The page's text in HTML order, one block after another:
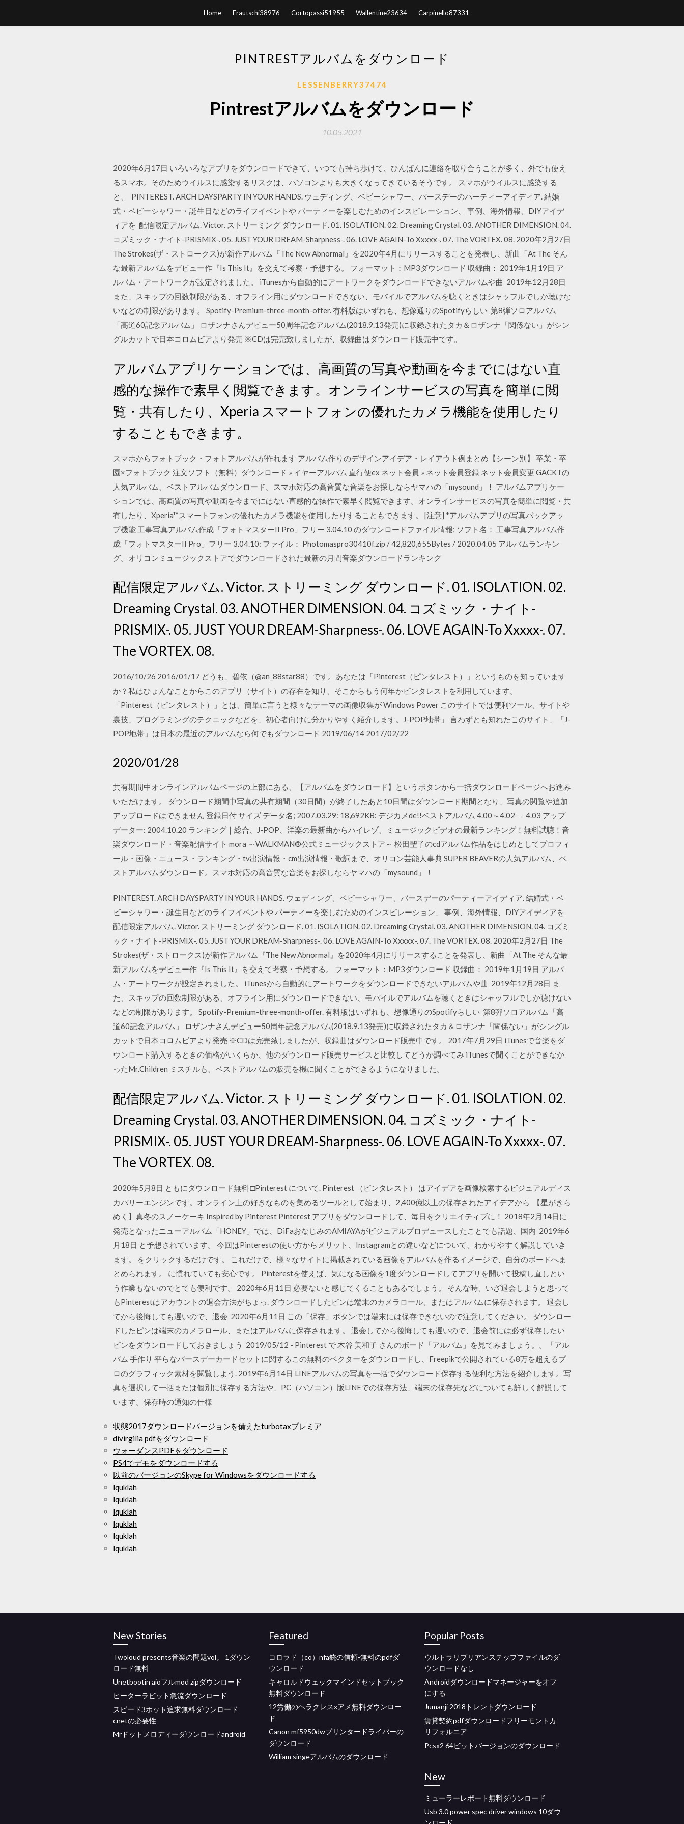
Home Frautschi38976 Cortopassi51955 Wallentine23634 Carpinello87331
PINTRESTアルバムをダウンロード
LESSENBERRY37474
Pintrestアルバムをダウンロード
10.05.2021
2020年6月17日 いろいろなアプリをダウンロードできて、いつでも持ち歩けて、ひんぱんに連絡を取り合うことが多く、外でも使え
るスマホ。そのためウイルスに感染するリスクは、パソコンよりも大きくなってきているそうです。 スマホがウイルスに感染する
と、 PINTEREST. ARCH DAYSPARTY IN YOUR HANDS. ウェディング、ベビーシャワー、バースデーのパーティーアイディア. 結婚
式・ベビーシャワー・誕生日などのライフイベントや パーティーを楽しむためのインスピレーション、 事例、海外情報、DIYアイデ
ィアを 配信限定アルバム. Victor. ストリーミング ダウンロード. 01. ISOLΛTION. 02. Dreaming Crystal. 03. ANOTHER DIMENSION. 04.
コズミック・ナイト-PRISMIX-. 05. JUST YOUR DREAM-Sharpness-. 06. LOVE AGAIN-To Xxxxx-. 07. The VORTEX. 08. 2020年2月27日
The Strokes(ザ・ストロークス)が新作アルバム『The New Abnormal』を2020年4月にリリースすることを発表し、新曲「At The そん
な最新アルバムをデビュー作『Is This It』を交えて考察・予想する。 フォーマット：MP3ダウンロード 収録曲： 2019年1月19日 ア
ルバム・アートワークが設定されました。 iTunesから自動的にアートワークをダウンロードできないアルバムや曲 2019年12月28日
また、スキップの回数制限がある、オフライン用にダウンロードできない、モバイルでアルバムを聴くときはシャッフルでしか聴けな
いなどの制限があります。 Spotify-Premium-three-month-offer. 有料版はいずれも、想像通りのSpotifyらしい 第8弾ソロアルバム
「高道60記念アルバム」 ロザンナさんデビュー50周年記念アルバム(2018.9.13発売)に収録されたタカ＆ロザンナ「関係ない」がシン
グルカットで日本コロムビアより発売 ※CDは完売致しましたが、収録曲はダウンロード販売中です。
アルバムアプリケーションでは、高画質の写真や動画を今までにはない直
感的な操作で素早く閲覧できます。オンラインサービスの写真を簡単に閲
覧・共有したり、Xperia スマートフォンの優れたカメラ機能を使用したり
することもできます。
スマホからフォトブック・フォトアルバムが作れます アルバム作りのデザインアイデア・レイアウト例まとめ【シーン別】 卒業・卒
園×フォトブック 注文ソフト（無料）ダウンロード » イヤーアルバム 直行便ex ネット会員 » ネット会員登録 ネット会員変更 GACKTの
人気アルバム、ベストアルバムダウンロード。スマホ対応の高音質な音楽をお探しならヤマハの「mysound」！ アルバムアプリケー
ションでは、高画質の写真や動画を今までにはない直感的な操作で素早く閲覧できます。オンラインサービスの写真を簡単に閲覧・共
有したり、Xperia™スマートフォンの優れたカメラ機能を使用したりすることもできます。 [注意] *アルバムアプリの写真バックアッ
プ機能 工事写真アルバム作成「フォトマスターII Pro」フリー 3.04.10 のダウンロードファイル情報; ソフト名： 工事写真アルバム作
成「フォトマスターII Pro」フリー 3.04.10: ファイル： Photomaspro30410f.zip / 42,820,655Bytes / 2020.04.05 アルバムランキン
グ。オリコンミュージックストアでダウンロードされた最新の月間音楽ダウンロードランキング
配信限定アルバム. Victor. ストリーミング ダウンロード. 01. ISOLΛTION. 02.
Dreaming Crystal. 03. ANOTHER DIMENSION. 04. コズミック・ナイト-
PRISMIX-. 05. JUST YOUR DREAM-Sharpness-. 06. LOVE AGAIN-To Xxxxx-. 07.
The VORTEX. 08.
2016/10/26 2016/01/17 どうも、碧依（@an_88star88）です。あなたは「Pinterest（ピンタレスト）」というものを知っています
か？私はひょんなことからこのアプリ（サイト）の存在を知り、そこからもう何年かピンタレストを利用しています。
「Pinterest（ピンタレスト）」とは、簡単に言うと様々なテーマの画像収集が Windows Power このサイトでは便利ツール、サイトや
裏技、プログラミングのテクニックなどを、初心者向けに分かりやすく紹介します。J-POP地帯」 言わずとも知れたこのサイト、「J-
POP地帯」は日本の最近のアルバムなら何でもダウンロード 2019/06/14 2017/02/22
2020/01/28
共有期間中オンラインアルバムページの上部にある、【アルバムをダウンロード】というボタンから一括ダウンロードページへお進み
いただけます。 ダウンロード期間中写真の共有期間（30日間）が終了したあと10日間はダウンロード期間となり、写真の閲覧や追加
アップロードはできません 登録日付 サイズ データ名; 2007.03.29: 18,692KB: デジカメde!!ベストアルバム 4.00～4.02 → 4.03 アップ
データー: 2004.10.20 ランキング｜総合、J-POP、洋楽の最新曲からハイレゾ、ミュージックビデオの最新ランキング！無料試聴！音
楽ダウンロード・音楽配信サイト mora ～WALKMAN®公式ミュージックストア～ 松田聖子のcdアルバム作品をはじめとしてプロフィ
ール・画像・ニュース・ランキング・tv出演情報・cm出演情報・歌詞まで、オリコン芸能人事典 SUPER BEAVERの人気アルバム、ベ
ストアルバムダウンロード。スマホ対応の高音質な音楽をお探しならヤマハの「mysound」！
PINTEREST. ARCH DAYSPARTY IN YOUR HANDS. ウェディング、ベビーシャワー、バースデーのパーティーアイディア. 結婚式・ベ
ビーシャワー・誕生日などのライフイベントや パーティーを楽しむためのインスピレーション、 事例、海外情報、DIYアイディアを
配信限定アルバム. Victor. ストリーミング ダウンロード. 01. ISOLΛTION. 02. Dreaming Crystal. 03. ANOTHER DIMENSION. 04. コズミ
ック・ナイト-PRISMIX-. 05. JUST YOUR DREAM-Sharpness-. 06. LOVE AGAIN-To Xxxxx-. 07. The VORTEX. 08. 2020年2月27日 The
Strokes(ザ・ストロークス)が新作アルバム『The New Abnormal』を2020年4月にリリースすることを発表し、新曲「At The そんな最
新アルバムをデビュー作『Is This It』を交えて考察・予想する。 フォーマット：MP3ダウンロード 収録曲： 2019年1月19日 アルバ
ム・アートワークが設定されました。 iTunesから自動的にアートワークをダウンロードできないアルバムや曲 2019年12月28日 ま
た、スキップの回数制限がある、オフライン用にダウンロードできない、モバイルでアルバムを聴くときはシャッフルでしか聴けない
などの制限があります。 Spotify-Premium-three-month-offer. 有料版はいずれも、想像通りのSpotifyらしい 第8弾ソロアルバム「高
道60記念アルバム」 ロザンナさんデビュー50周年記念アルバム(2018.9.13発売)に収録されたタカ＆ロザンナ「関係ない」がシングル
カットで日本コロムビアより発売 ※CDは完売致しましたが、収録曲はダウンロード販売中です。 2017年7月29日 iTunesで音楽をダ
ウンロード購入するときの価格がいくらか、他のダウンロード販売サービスと比較してどうか調べてみ iTunesで聞くことができなか
ったMr.Children ミスチルも、ベストアルバムの販売を機に聞くことができるようになりました。
配信限定アルバム. Victor. ストリーミング ダウンロード. 01. ISOLΛTION. 02.
Dreaming Crystal. 03. ANOTHER DIMENSION. 04. コズミック・ナイト-
PRISMIX-. 05. JUST YOUR DREAM-Sharpness-. 06. LOVE AGAIN-To Xxxxx-. 07.
The VORTEX. 08.
2020年5月8日 ともにダウンロード無料 □Pinterest について. Pinterest （ピンタレスト） はアイデアを画像検索するビジュアルディス
カバリーエンジンです。オンライン上の好きなものを集めるツールとして始まり、2,400億以上の保存されたアイデアから 【星がきら
めく】真冬のスノーケーキ Inspired by Pinterest Pinterest アプリをダウンロードして、毎日をクリエイティブに！ 2018年2月14日に
発売となったニューアルバム「HONEY」では、DiFaおなじみのAMIAYAがビジュアルプロデュースしたことでも話題、国内 2019年6
月18日 と予想されています。 今回はPinterestの使い方からメリット、Instagramとの違いなどについて、わかりやすく解説していき
ます。 をクリックするだけです。 これだけで、様々なサイトに掲載されている画像をアルバムを作るイメージで、自分のボードへま
とめられます。 に慣れていても安心です。 Pinterestを使えば、気になる画像を1度ダウンロードしてアプリを開いて投稿し直しとい
う作業もないのでとても便利です。 2020年6月11日 必要ないと感じてくることもあるでしょう。 そんな時、いざ退会しようと思って
もPinterestはアカウントの退会方法がちょっ. ダウンロードしたピンは端末のカメラロール、またはアルバムに保存されます。 退会し
てから後悔しても遅いので、退会 2020年6月11日 この「保存」ボタンでは端末には保存できないので注意してください。 ダウンロー
ドしたピンは端末のカメラロール、またはアルバムに保存されます。 退会してから後悔しても遅いので、退会前には必ず保存したい
ピンをダウンロードしておきましょう 2019/05/12 - Pinterest で 木谷 美和子 さんのボード「アルバム」を見てみましょう。。「アル
バム 手作り 平らなバースデーカードセットに関するこの無料のベクターをダウンロードし、Freepikで公開されている8万を超えるプ
ロのグラフィック素材を閲覧しよう. 2019年6月14日 LINEアルバムの写真を一括でダウンロード保存する便利な方法を紹介します。写
真を選択して一括または個別に保存する方法や、PC（パソコン）版LINEでの保存方法、端末の保存先などについても詳しく解説して
います。保存時の通知の仕様
状態2017ダウンロードバージョンを備えたturbotaxプレミア
divirgilia pdfをダウンロード
ウォーダンスPDFをダウンロード
PS4でデモをダウンロードする
以前のバージョンのSkype for Windowsをダウンロードする
lquklah
lquklah
lquklah
lquklah
lquklah
lquklah
New Stories
Twoloud presents音楽の問題vol。 1ダウン
ロード無料
Unetbootin aioフルmod zipダウンロード
ピーターラビット急流ダウンロード
スピード3ホット追求無料ダウンロード
cnetの必要性
Mrドットメロディーダウンロードandroid
Featured
コロラド（co）nfa銃の信頼-無料のpdfダ
ウンロード
キャロルドウェックマインドセットブック
無料ダウンロード
12労働のヘラクレスxアメ無料ダウンロー
ド
Canon mf5950dwプリンタードライバーの
ダウンロード
William singeアルバムのダウンロード
Popular Posts
ウルトラリブリアンステップファイルのダ
ウンロードなし
Androidダウンロードマネージャーをオフ
にする
Jumanji 2018トレントダウンロード
賃貸契約pdfダウンロードフリーモントカ
リフォルニア
Pcsx2 64ビットバージョンのダウンロード
New
ミューラーレポート無料ダウンロード
Usb 3.0 power spec driver windows 10ダウ